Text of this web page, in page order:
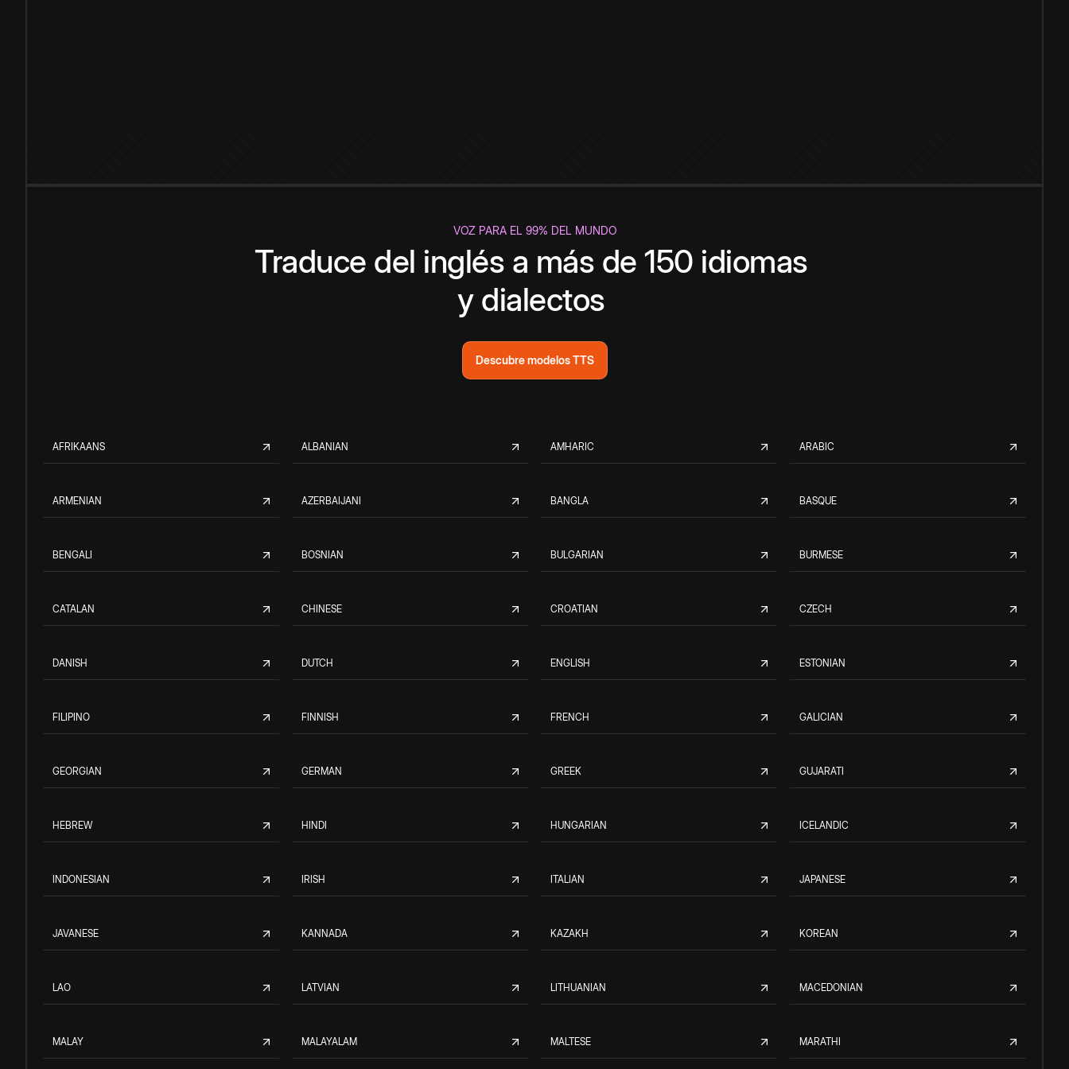
VOZ PARA EL 99% DEL MUNDO
Traduce del inglés a más de 150 idiomas
y dialectos
Descubre modelos TTS
AFRIKAANS ALBANIAN AMHARIC ARABIC
ARMENIAN AZERBAIJANI BANGLA BASQUE
BENGALI BOSNIAN BULGARIAN BURMESE
CATALAN CHINESE CROATIAN CZECH
DANISH DUTCH ENGLISH ESTONIAN
FILIPINO FINNISH FRENCH GALICIAN
GEORGIAN GERMAN GREEK GUJARATI
HEBREW HINDI HUNGARIAN ICELANDIC
INDONESIAN IRISH ITALIAN JAPANESE
JAVANESE KANNADA KAZAKH KOREAN
LAO LATVIAN LITHUANIAN MACEDONIAN
MALAY MALAYALAM MALTESE MARATHI